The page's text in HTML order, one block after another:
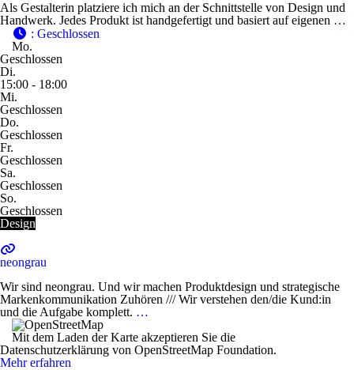
Als Gestalterin platziere ich mich an der Schnittstelle von Design und
Handwerk. Jedes Produkt ist handgefertigt und basiert auf eigenen …
: Geschlossen
Mo.
Geschlossen
Di.
15:00 - 18:00
Mi.
Geschlossen
Do.
Geschlossen
Fr.
Geschlossen
Sa.
Geschlossen
So.
Geschlossen
Design
neongrau
Wir sind neongrau. Und wir machen Produktdesign und strategische
Markenkommunikation Zuhören /// Wir verstehen den/die Kund:in
und die Aufgabe komplett. …
Mit dem Laden der Karte akzeptieren Sie die
Datenschutzerklärung von OpenStreetMap Foundation.
Mehr erfahren